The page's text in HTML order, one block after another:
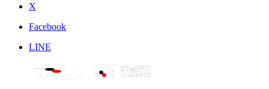
X
Facebook
LINE